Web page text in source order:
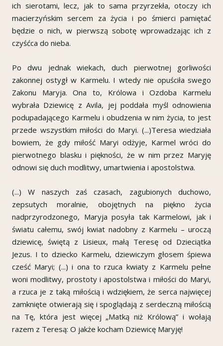
ich sierotami, lecz, jak to sama przyrzekła, otoczy ich
macierzyńskim sercem za życia i po śmierci pamiętać
będzie o nich, w pierwszą sobotę wprowadzając ich z
czyśćca do nieba.
Po dwu jednak wiekach, duch pierwotnej gorliwości
zakonnej ostygł w Karmelu. I wtedy nie opuściła swego
Zakonu Maryja. Ona to, Królowa i Ozdoba Karmelu
wybrała Dziewicę z Avila, jej poddała myśl odnowienia
podupadającego Karmelu i obudzenia w nim życia, to jest
przede wszystkim miłości do Maryi. (...)Teresa wiedziała
bowiem, że gdy miłość Maryi odżyje, Karmel wróci do
pierwotnego blasku i piękności, że w nim przez Maryję
odnowi się duch modlitwy, umartwienia i apostolstwa.
(...) W naszych zaś czasach, zagubionych duchowo,
zepsutych moralnie, obojętnych na piękno życia
nadprzyrodzonego, Maryja posyła tak Karmelowi, jak i
światu całemu, swój kwiat nadobny z Karmelu – uroczą
dziewicę, świętą z Lisieux, małą Teresę od Dzieciątka
Jezus. I to dziecko Karmelu, dziewiczym głosem śpiewa
cześć Maryi; (...) i ona to rzuca kwiaty z Karmelu pełne
woni modlitwy, prostoty i apostolstwa i miłości do Maryi,
a rzuca je z taką miłością i wdziękiem, że serca najwięcej
zamknięte otwierają się i spoglądają z serdeczną miłością
na Tę, która jest więcej „Matką niż Królową” i wołają
razem z Teresą: O jakże kocham Dziewicę Maryję!